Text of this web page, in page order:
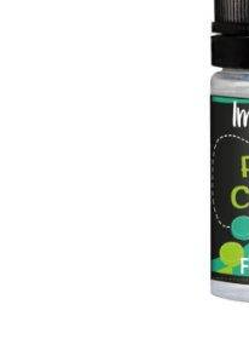
ATOMIZÉRY A CARTRIDGE